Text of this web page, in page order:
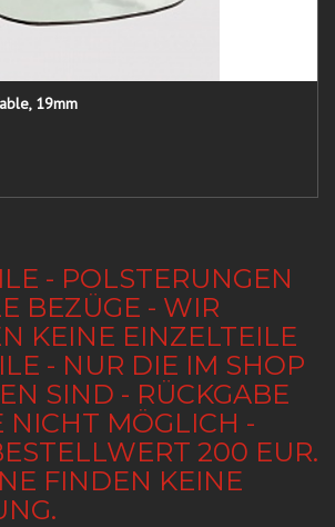
19mm
- POLSTERUNGEN
BEZÜGE - WIR
KEINE EINZELTEILE
- NUR DIE IM SHOP
SIND - RÜCKGABE
NICHT MÖGLICH -
200 EUR.
FINDEN KEINE